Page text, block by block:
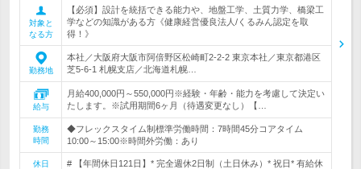
対象と
なる方
【必須】設計を統括できる能力や、地盤工学、土質力学、橋梁工
学などの知識がある方《健康経営優良法人/くるみん認定を取
得！》
勤務地
本社／大阪府大阪市阿倍野区松崎町2-2-2 東京本社／東京都港区
芝5-6-1 札幌支店／北海道札幌…
給与
月給400,000円～550,000円※経験・年齢・能力を考慮して決定い
たします。※試用期間6ヶ月（待遇変更なし）【…
勤務
時間
◆フレックスタイム制標準労働時間：7時間45分コアタイム
10:00～15:00※時間外労働：あり
休日
# 【年間休日121日】* 完全週休2日制（土日休み）* 祝日* 有給休